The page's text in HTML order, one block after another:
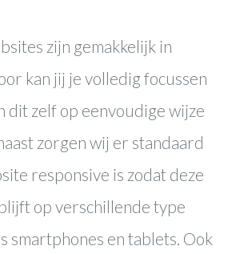
webwinkels
online marketing
webapplicaties
Over ons
zijn gemakkelijk in
kan jij je volledig focussen
dit zelf op eenvoudige wijze
zorgen wij er standaard
responsive is zodat deze
op verschillende type
smartphones en tablets. Ook